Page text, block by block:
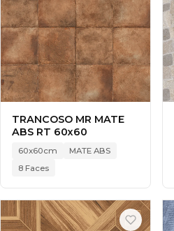
TRANCOSO MR MATE
ABS RT 60x60
60x60cm
MATE ABS
8 Faces